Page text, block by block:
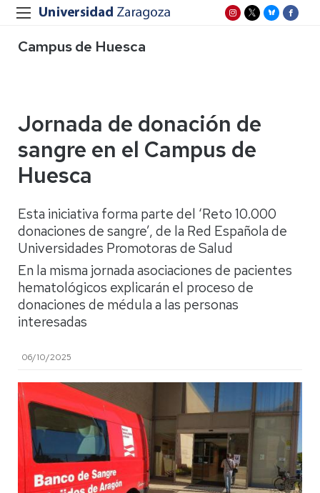
Campus de Huesca
Jornada de donación de
sangre en el Campus de
Huesca
Esta iniciativa forma parte del ‘Reto 10.000
donaciones de sangre’, de la Red Española de
Universidades Promotoras de Salud
En la misma jornada asociaciones de pacientes
hematológicos explicarán el proceso de
donaciones de médula a las personas
interesadas
06/10/2025